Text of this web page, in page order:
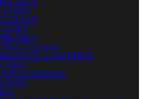
MULTIKÁBLE
A ADAPTÉRY
STAGEBOXY